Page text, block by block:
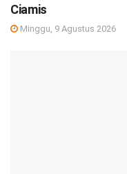
Ciamis
Minggu, 9 Agustus 2026